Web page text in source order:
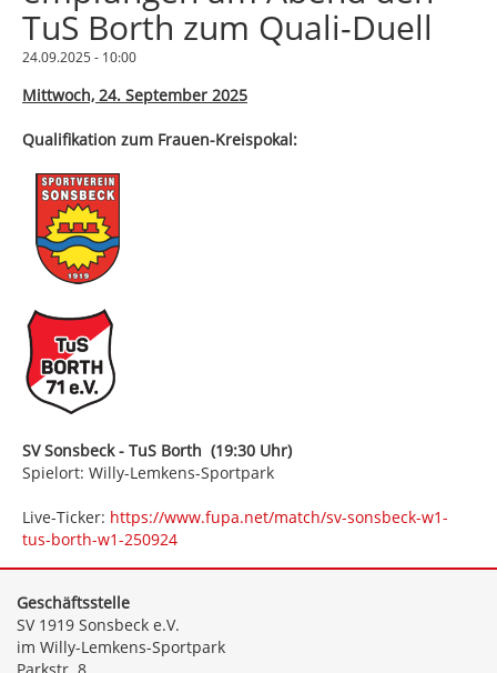
TuS Borth zum Quali-Duell
24.09.2025 - 10:00
Mittwoch, 24. September 2025
Qualifikation zum Frauen-Kreispokal:
SV Sonsbeck - TuS Borth (19:30 Uhr)
Spielort: Willy-Lemkens-Sportpark
Live-Ticker: https://www.fupa.net/match/sv-sonsbeck-w1-
tus-borth-w1-250924
Geschäftsstelle
SV 1919 Sonsbeck e.V.
im Willy-Lemkens-Sportpark
Parkstr. 8